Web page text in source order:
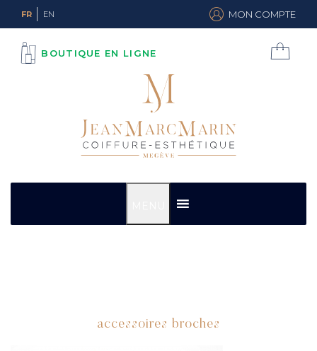
FR EN MON COMPTE
BOUTIQUE EN LIGNE
accessoires broches